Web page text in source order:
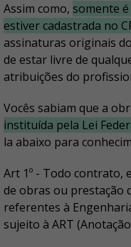
Assim como, somente
estiver cadastrada no
assinaturas originais
de estar livre de
atribuições do
Vocês sabiam que a
instituída pela Lei
la abaixo para
Art 1º - Todo contrato,
de obras ou prestação
referentes à
sujeito à ART